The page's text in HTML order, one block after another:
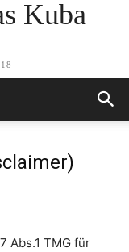
Kuba
Abs.1 TMG für